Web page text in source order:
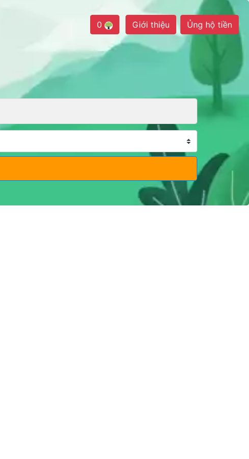
0 Giới thiệu Ủng hộ tiền